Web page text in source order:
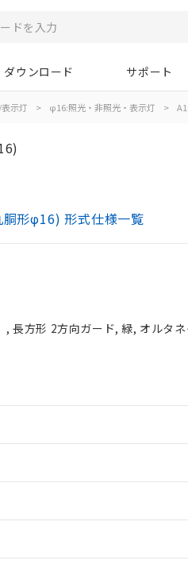
ダウンロード サポート
示灯 > φ16:照光・非照光・表示灯 >
形φ16) 形式仕様一覧
長方形 2方向ガード, 緑, オルタ